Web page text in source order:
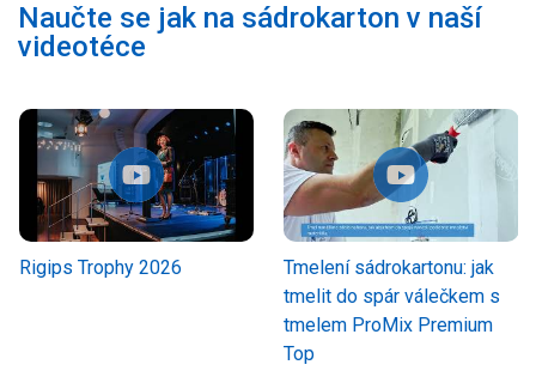
Naučte se jak na sádrokarton v naší
videotéce
Rigips Trophy 2026
Tmelení sádrokartonu: jak
tmelit do spár válečkem s
tmelem ProMix Premium
Top